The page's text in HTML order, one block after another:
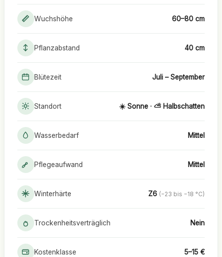
Wuchshöhe 60–80 cm
Pflanzabstand 40 cm
Blütezeit Juli – September
Standort ☀️ Sonne · ⛅ Halbschatten
Wasserbedarf Mittel
Pflegeaufwand Mittel
Winterhärte Z6 (−23 bis −18 °C)
Trockenheitsverträglich Nein
Kostenklasse 5–15 €